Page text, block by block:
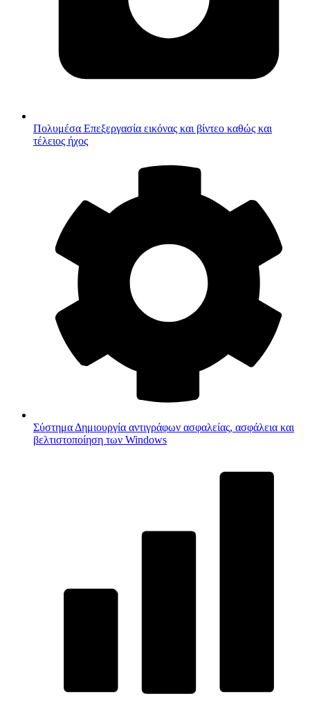
Πολυμέσα Επεξεργασία εικόνας και βίντεο καθώς και
τέλειος ήχος
Σύστημα Δημιουργία αντιγράφων ασφαλείας, ασφάλεια και
βελτιστοποίηση των Windows